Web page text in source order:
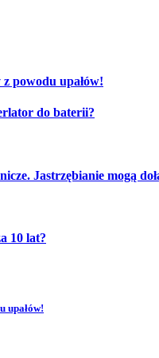
powodu upałów!
do baterii?
Jastrzębianie mogą
10 lat?
upałów!